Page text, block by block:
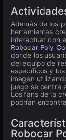
Además de los
herramientas
interactuar con
Robocar Poly
donde los
del equipo de
específicos y
imagen
juego se centra
Los fans de la
podrían
Robocar